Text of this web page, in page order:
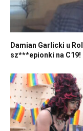
Damian Garlicki u
sz***epionki na